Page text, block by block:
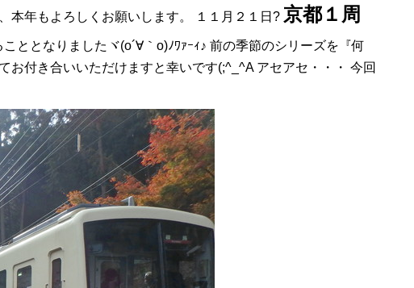
本年もよろしくお願いします。 １１月２１日? 京都１周
ととなりましたヾ(o´∀｀o)ﾉﾜｧｰｨ♪ 前の季節のシリーズを『何
付き合いいただけますと幸いです(;^_^A アセアセ・・・ 今回